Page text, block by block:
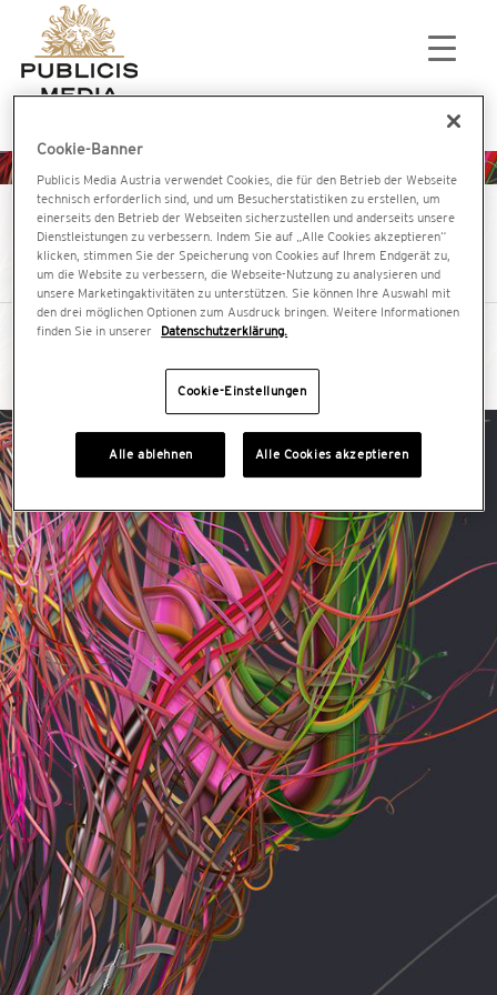
Point Of View #13
2020-12-10
Publicis Media Austria Point of View #13
Cookie-Banner
Publicis Media Austria verwendet Cookies, die für den Betrieb der Webseite
technisch erforderlich sind, und um Besucherstatistiken zu erstellen, um
einerseits den Betrieb der Webseiten sicherzustellen und anderseits unsere
Dienstleistungen zu verbessern. Indem Sie auf „Alle Cookies akzeptieren“
klicken, stimmen Sie der Speicherung von Cookies auf Ihrem Endgerät zu,
um die Website zu verbessern, die Webseite-Nutzung zu analysieren und
unsere Marketingaktivitäten zu unterstützen. Sie können Ihre Auswahl mit
den drei möglichen Optionen zum Ausdruck bringen. Weitere Informationen
finden Sie in unserer
Datenschutzerklärung.
Cookie-Einstellungen
Alle ablehnen Alle Cookies akzeptieren